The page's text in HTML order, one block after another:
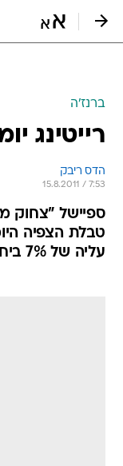
ברנז'ה
רייטינג
הדס ריבק
15.8.2011 / 7:53
ספיישל "צחוק
עליה של 7% ביחס לתכנית של השבוע שעבר